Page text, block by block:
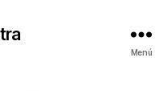
Menú